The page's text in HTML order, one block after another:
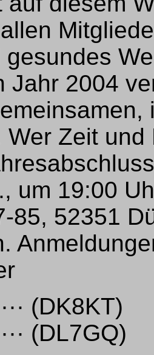
Jahr 2004
Wer Zeit
um 19:00
85, 52351
(DK8KT)
(DL7GQ)